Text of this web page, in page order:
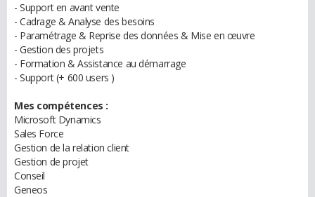
- Support en avant vente
- Cadrage & Analyse des besoins
- Paramétrage & Reprise des données & Mise en œuvre
- Gestion des projets
- Formation & Assistance au démarrage
- Support (+ 600 users )
Mes compétences :
Microsoft Dynamics
Sales Force
Gestion de la relation client
Gestion de projet
Conseil
Geneos